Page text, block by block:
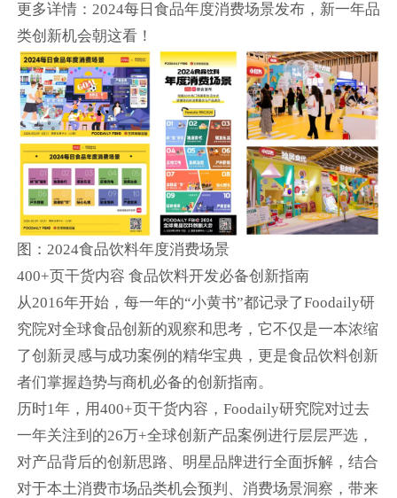
更多详情：2024每日食品年度消费场景发布，新一年品
类创新机会朝这看！
图：2024食品饮料年度消费场景
400+页干货内容 食品饮料开发必备创新指南
从2016年开始，每一年的“小黄书”都记录了Foodaily研
究院对全球食品创新的观察和思考，它不仅是一本浓缩
了创新灵感与成功案例的精华宝典，更是食品饮料创新
者们掌握趋势与商机必备的创新指南。
历时1年，用400+页干货内容，Foodaily研究院对过去
一年关注到的26万+全球创新产品案例进行层层严选，
对产品背后的创新思路、明星品牌进行全面拆解，结合
对于本土消费市场品类机会预判、消费场景洞察，带来